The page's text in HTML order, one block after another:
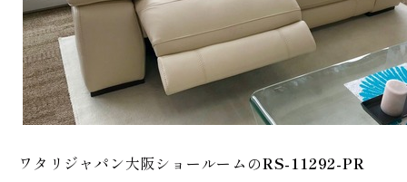
ワタリジャパン大阪ショールームのRS-11292-PR